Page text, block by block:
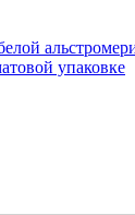
упаковке